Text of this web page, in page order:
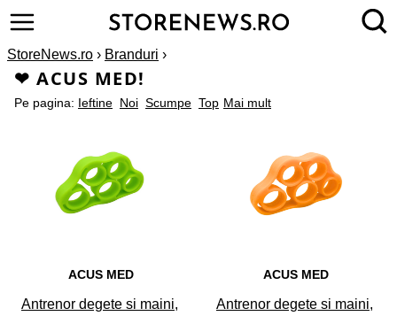
StoreNews.ro › Branduri ›
❤ ACUS MED!
Mai mult
Pe pagina: Ieftine Noi Scumpe Top
1
ACUS MED
Antrenor degete si maini,
2
ACUS MED
Antrenor degete si maini,